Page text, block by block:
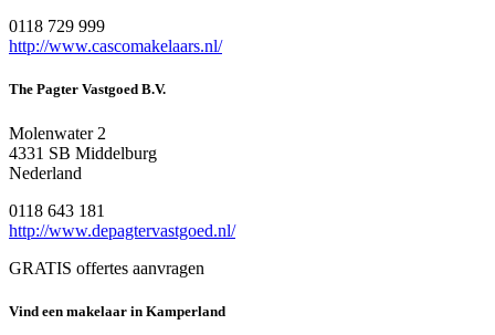
0118 729 999
http://www.cascomakelaars.nl/
The Pagter Vastgoed B.V.
Molenwater 2
4331 SB Middelburg
Nederland
0118 643 181
http://www.depagtervastgoed.nl/
GRATIS offertes aanvragen
Vind een makelaar in Kamperland